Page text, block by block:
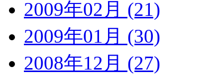
2009年02月 (21)
2009年01月 (30)
2008年12月 (27)